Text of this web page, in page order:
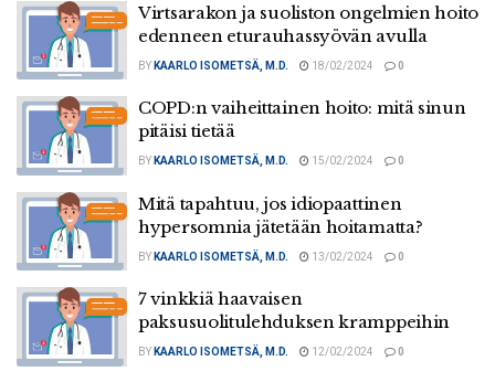
Virtsarakon ja suoliston ongelmien hoito
edenneen eturauhassyövän avulla
BY KAARLO ISOMETSÄ, M.D. 18/02/2024 0
COPD:n vaiheittainen hoito: mitä sinun
pitäisi tietää
BY KAARLO ISOMETSÄ, M.D. 15/02/2024 0
Mitä tapahtuu, jos idiopaattinen
hypersomnia jätetään hoitamatta?
BY KAARLO ISOMETSÄ, M.D. 13/02/2024 0
7 vinkkiä haavaisen
paksusuolitulehduksen kramppeihin
BY KAARLO ISOMETSÄ, M.D. 12/02/2024 0